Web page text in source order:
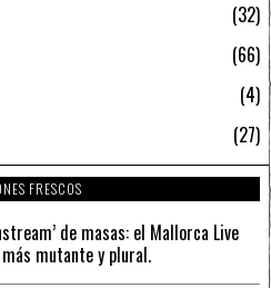
32
66
4
27
FRESCOS
de masas: el Mallorca Live
mutante y plural.